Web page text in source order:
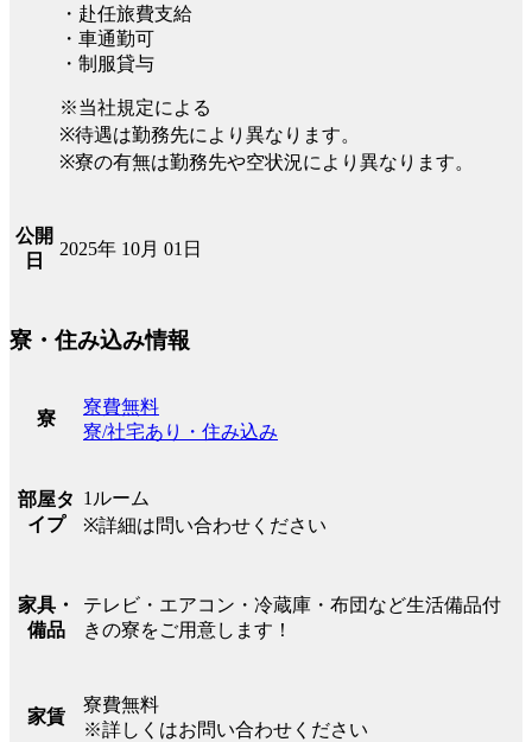
・赴任旅費支給
・車通勤可
・制服貸与
※当社規定による
※待遇は勤務先により異なります。
※寮の有無は勤務先や空状況により異なります。
公開
日
2025年 10月 01日
寮・住み込み情報
寮
寮費無料
寮/社宅あり・住み込み
部屋タ
イプ
1ルーム
※詳細は問い合わせください
家具・
備品
テレビ・エアコン・冷蔵庫・布団など生活備品付
きの寮をご用意します！
家賃
寮費無料
※詳しくはお問い合わせください